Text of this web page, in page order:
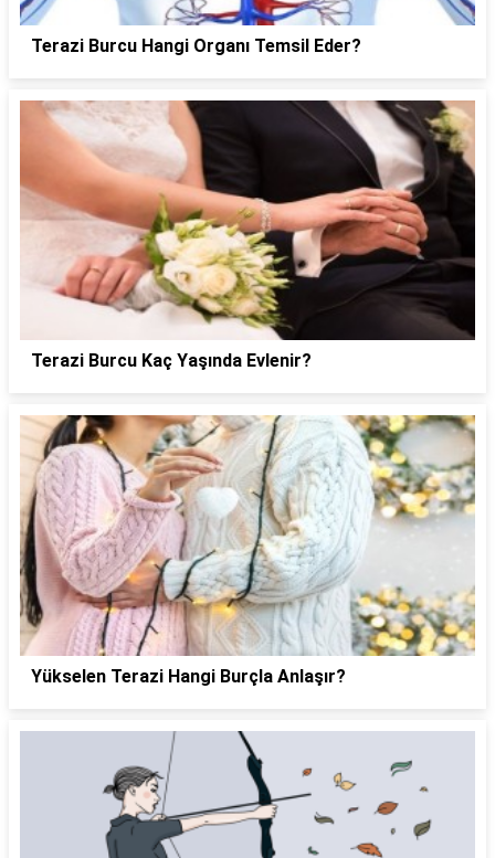
Terazi Burcu Hangi Organı Temsil Eder?
Terazi Burcu Kaç Yaşında Evlenir?
Yükselen Terazi Hangi Burçla Anlaşır?